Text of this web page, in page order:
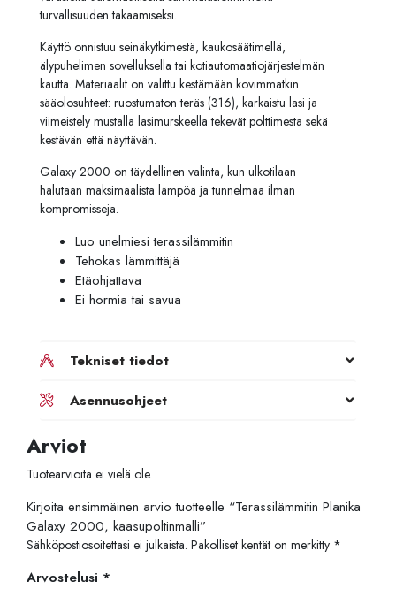
turvallisuuden takaamiseksi.
Käyttö onnistuu seinäkytkimestä, kaukosäätimellä,
älypuhelimen sovelluksella tai kotiautomaatiojärjestelmän
kautta. Materiaalit on valittu kestämään kovimmatkin
sääolosuhteet: ruostumaton teräs (316), karkaistu lasi ja
viimeistely mustalla lasimurskeella tekevät polttimesta sekä
kestävän että näyttävän.
Galaxy 2000 on täydellinen valinta, kun ulkotilaan
halutaan maksimaalista lämpöä ja tunnelmaa ilman
kompromisseja.
Luo unelmiesi terassilämmitin
Tehokas lämmittäjä
Etäohjattava
Ei hormia tai savua
Tekniset tiedot
Asennusohjeet
Arviot
Tuotearvioita ei vielä ole.
Kirjoita ensimmäinen arvio tuotteelle “Terassilämmitin Planika
Galaxy 2000, kaasupoltinmalli”
Sähköpostiosoitettasi ei julkaista. Pakolliset kentät on merkitty *
Arvostelusi *